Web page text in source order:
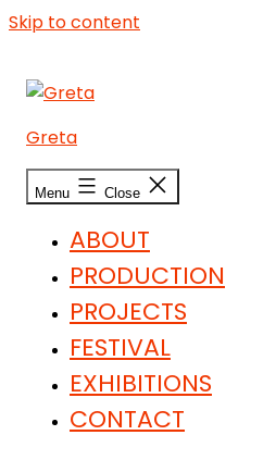
Skip to content
Greta
Menu Close
ABOUT
PRODUCTION
PROJECTS
FESTIVAL
EXHIBITIONS
CONTACT